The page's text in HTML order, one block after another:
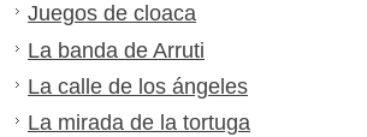
Juegos de cloaca
La banda de Arruti
La calle de los ángeles
La mirada de la tortuga